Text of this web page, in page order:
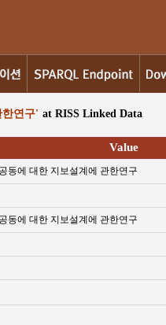
연구' at RISS Linked Data
Value
동에 대한 지보설계에 관한연구
동에 대한 지보설계에 관한연구